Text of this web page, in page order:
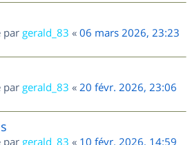
par gerald_83 « 06 mars 2026, 23:23
par gerald_83 « 20 févr. 2026, 23:06
par gerald_83 « 10 févr. 2026, 14:59